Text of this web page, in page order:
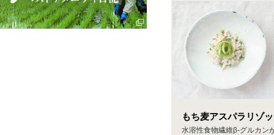
もち麦アスパラリゾ
水溶性食物繊維β-グルカン